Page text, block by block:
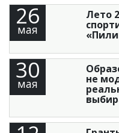
26
мая
Лето
30
мая не